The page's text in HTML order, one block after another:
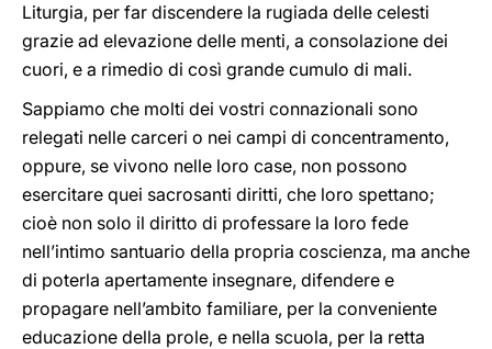
Liturgia, per far discendere la rugiada delle celesti
grazie ad elevazione delle menti, a consolazione dei
cuori, e a rimedio di così grande cumulo di mali.
Sappiamo che molti dei vostri connazionali sono
relegati nelle carceri o nei campi di concentramento,
oppure, se vivono nelle loro case, non possono
esercitare quei sacrosanti diritti, che loro spettano;
cioè non solo il diritto di professare la loro fede
nell’intimo santuario della propria coscienza, ma anche
di poterla apertamente insegnare, difendere e
propagare nell’ambito familiare, per la conveniente
educazione della prole, e nella scuola, per la retta